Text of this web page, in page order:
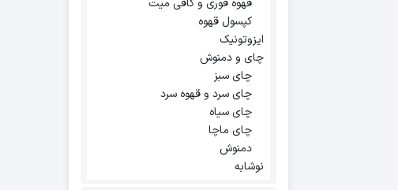
قهوه فوری و کافی میت
کپسول قهوه
ایزوتونیک
چای و دمنوش
چای سبز
چای سرد و قهوه سرد
چای سیاه
چای ماچا
دمنوش
نوشابه